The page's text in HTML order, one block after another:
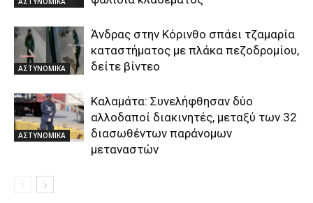
ΑΣΤΥΝΟΜΙΚΑ
Άνδρας στην Κόρινθο σπάει τζαμαρία
καταστήματος με πλάκα πεζοδρομίου,
δείτε βίντεο
ΑΣΤΥΝΟΜΙΚΑ
Καλαμάτα: Συνελήφθησαν δύο
αλλοδαποί διακινητές, μεταξύ των 32
διασωθέντων παράνομων
μεταναστών